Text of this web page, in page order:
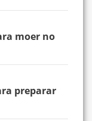
moer no
preparar